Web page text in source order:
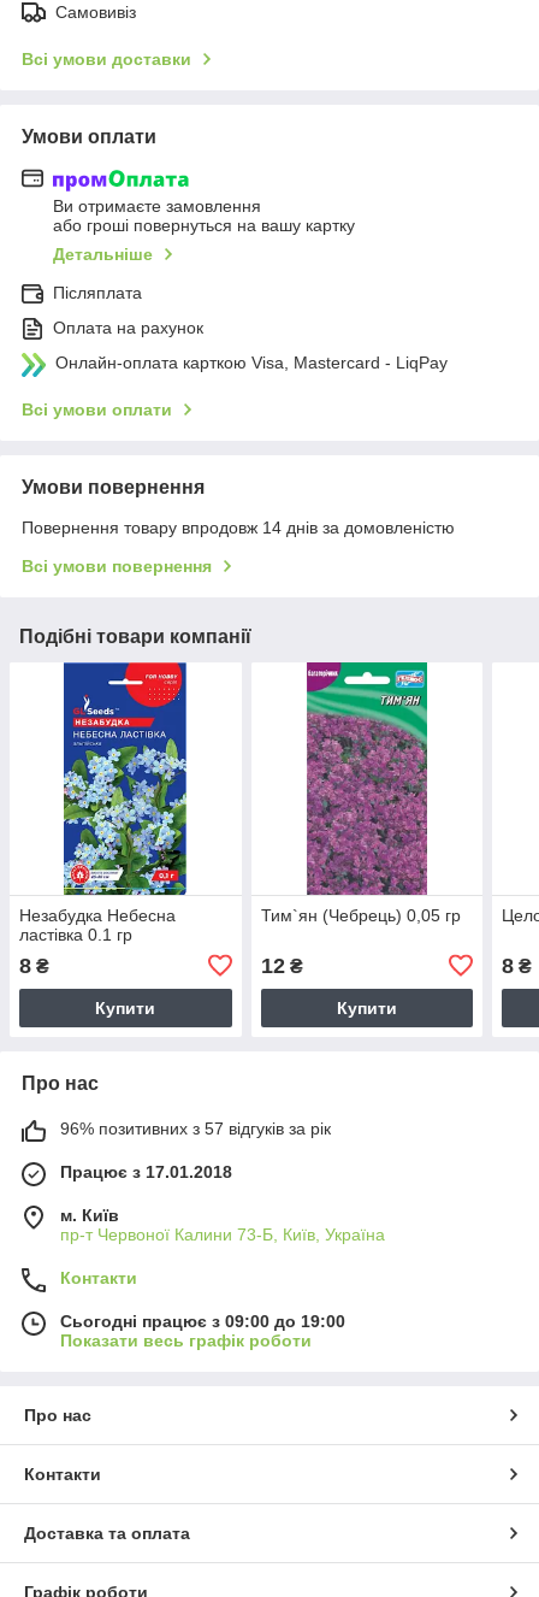
Самовивіз
Всі умови доставки
Умови оплати
Ви отримаєте замовлення
або гроші повернуться на вашу картку
Детальніше
Післяплата
Оплата на рахунок
Онлайн-оплата карткою Visa, Mastercard - LiqPay
Всі умови оплати
Умови повернення
Повернення товару впродовж 14 днів за домовленістю
Всі умови повернення
Подібні товари компанії
Незабудка Небесна
ластiвка 0.1 гр
8 ₴
Купити
Тим`ян (Чебрець) 0,05 гр
12₴
Купити
8 ₴
Про нас
96% позитивних з 57 відгуків за рік
Працює з 17.01.2018
м. Київ
пр-т Червоної Калини 73-Б, Київ, Україна
Контакти
Сьогодні працює з 09:00 до 19:00
Показати весь графік роботи
Про нас
Контакти
Доставка та оплата
Графік роботи